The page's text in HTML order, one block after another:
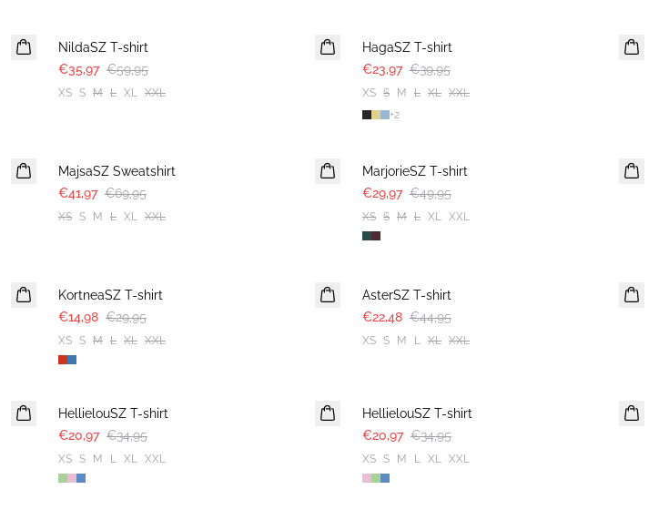
NildaSZ T-shirt
€35,97 €59,95
XS S M L XL XXL
HagaSZ T-shirt
€23,97 €39,95
XS S M L XL XXL
+2
MajsaSZ Sweatshirt
€41,97 €69,95
XS S M L XL XXL
MarjorieSZ T-shirt
€29,97 €49,95
XS S M L XL XXL
KortneaSZ T-shirt
€14,98 €29,95
XS S M L XL XXL
AsterSZ T-shirt
€22,48 €44,95
XS S M L XL XXL
HellielouSZ T-shirt
€20,97 €34,95
XS S M L XL XXL
HellielouSZ T-shirt
€20,97 €34,95
XS S M L XL XXL